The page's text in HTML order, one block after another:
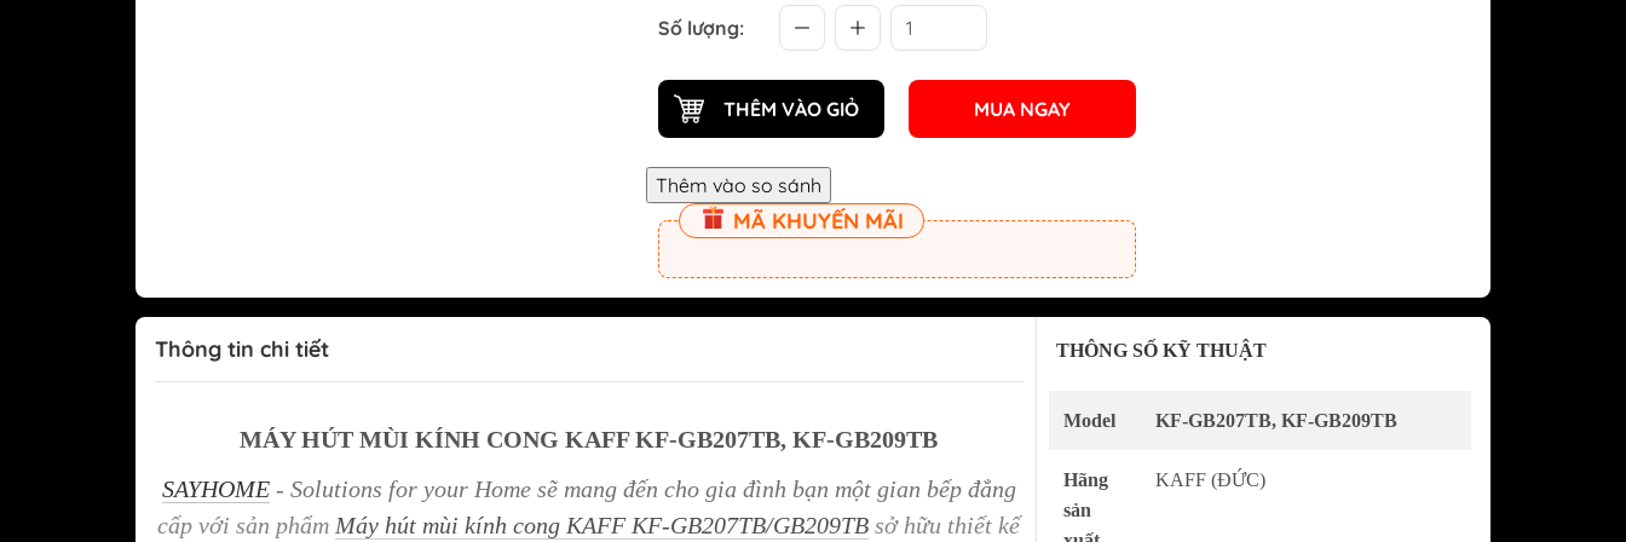
Phụ kiện tủ đồ khô GRANDX
Phụ kiện tủ quần áo GRANDX
Bếp điện từ KOCHER
Bếp từ đơn công nghiệp
KOCHER
Máy rửa chén bát KOCHER
Chậu rửa chén KOCHER
Vòi rửa chén KOCHER
Chậu rửa chén bát SAKURA
Lò nướng và lò vi sóng
Số lượng:
THÊM VÀO GIỎ MUA NGAY
MÃ KHUYẾN MÃI
Thông tin chi tiết
MÁY HÚT MÙI KÍNH CONG KAFF KF-GB207TB, KF-GB209TB
SAYHOME- Solutions for your Home sẽ mang đến cho gia đình bạn một gian bếp đẳng
cấp với sản phẩm Máy hút mùi kính cong KAFF KF-GB207TB/GB209TB sở hữu thiết kế
THÔNG SỐ KỸ THUẬT
Model KF-GB207TB, KF-GB209TB
Hãng
sản
KAFF (ĐỨC)